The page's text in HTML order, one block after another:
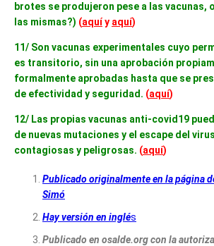
brotes se produjeron pese a las vacunas,
las mismas?) (aquíy aquí)
11/ Son vacunas experimentales cuyo
es transitorio, sin una aprobación
formalmente aprobadas hasta que se
de efectividad y seguridad. (aquí)
12/ Las propias vacunas anti-covid19
de nuevas mutaciones y el escape del
contagiosas y peligrosas. (aquí)
Publicado originalmente en la página
Simó
Hay versión en inglés
Publicado en osalde.org con la